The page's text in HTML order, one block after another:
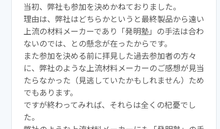
当初、弊社も参加を決めかねておりました。
理由は、 弊社はどちらかというと最終製品から遠い
上流の材料メーカーであ り「発明塾」の手法は合わ
ないのでは、 との懸念が在ったからです。
また参加を決める前に拝見した過去参加者の方々
に、 弊社のような上流材料メーカーのご感想が見当
たらなかった（見逃していたかもしれません）ため
でもあります。
ですが終わってみれば、それらは全くの杞憂でし
た。